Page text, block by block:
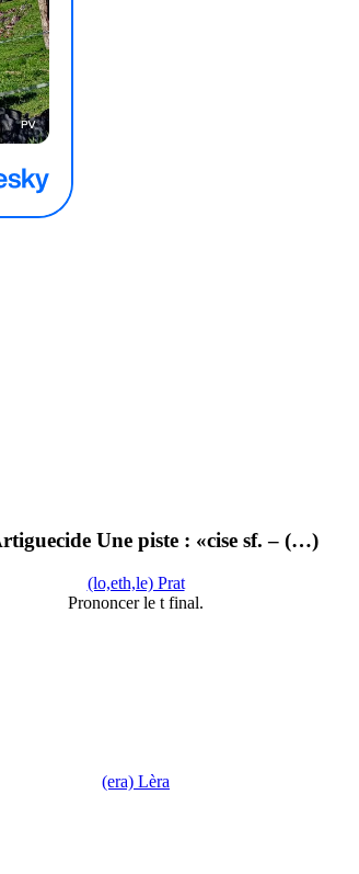
Une piste : «cise sf. – (…)
(lo,eth,le) Prat
Prononcer le t final.
(era) Lèra